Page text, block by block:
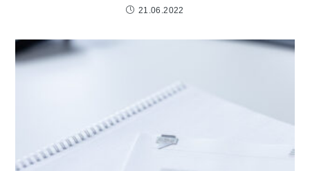
21.06.2022